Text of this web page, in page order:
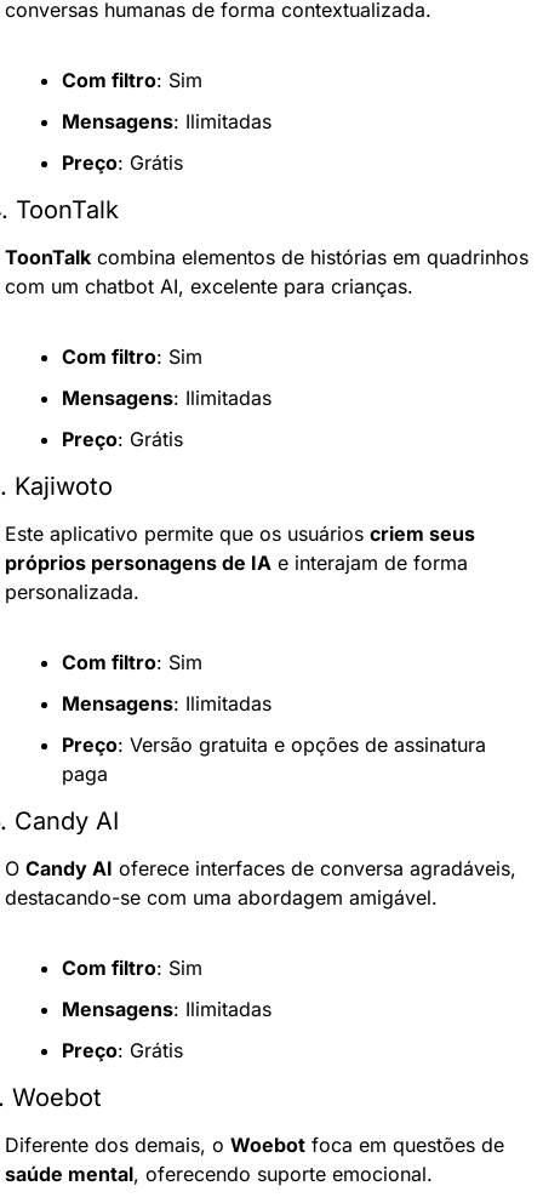
conversas humanas de forma contextualizada.
Com filtro: Sim
Mensagens: Ilimitadas
Preço: Grátis
ToonTalk
ToonTalk combina elementos de histórias em quadrinhos
com um chatbot AI, excelente para crianças.
Com filtro: Sim
Mensagens: Ilimitadas
Preço: Grátis
Kajiwoto
Este aplicativo permite que os usuários criem seus
próprios personagens de IA e interajam de forma
personalizada.
Com filtro: Sim
Mensagens: Ilimitadas
Preço: Versão gratuita e opções de assinatura
paga
Candy AI
O Candy AI oferece interfaces de conversa agradáveis,
destacando-se com uma abordagem amigável.
Com filtro: Sim
Mensagens: Ilimitadas
Preço: Grátis
Woebot
Diferente dos demais, o Woebot
saúde mental, oferecendo suporte emocional.